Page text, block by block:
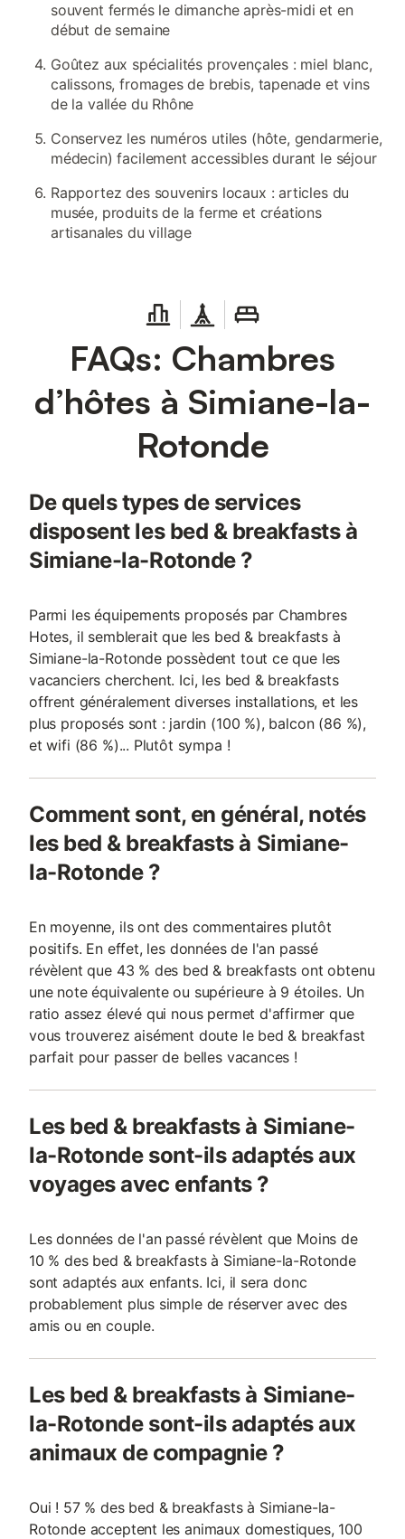
souvent fermés le dimanche après-midi et en
début de semaine
Goûtez aux spécialités provençales : miel blanc,
calissons, fromages de brebis, tapenade et vins
de la vallée du Rhône
Conservez les numéros utiles (hôte, gendarmerie,
médecin) facilement accessibles durant le séjour
Rapportez des souvenirs locaux : articles du
musée, produits de la ferme et créations
artisanales du village
FAQs: Chambres
d’hôtes à Simiane-la-
Rotonde
De quels types de services
disposent les bed & breakfasts à
Simiane-la-Rotonde ?
Parmi les équipements proposés par Chambres
Hotes, il semblerait que les bed & breakfasts à
Simiane-la-Rotonde possèdent tout ce que les
vacanciers cherchent. Ici, les bed & breakfasts
offrent généralement diverses installations, et les
plus proposés sont : jardin (100 %), balcon (86 %),
et wifi (86 %)... Plutôt sympa !
Comment sont, en général, notés
les bed & breakfasts à Simiane-
la-Rotonde ?
En moyenne, ils ont des commentaires plutôt
positifs. En effet, les données de l'an passé
révèlent que 43 % des bed & breakfasts ont obtenu
une note équivalente ou supérieure à 9 étoiles. Un
ratio assez élevé qui nous permet d'affirmer que
vous trouverez aisément doute le bed & breakfast
parfait pour passer de belles vacances !
Les bed & breakfasts à Simiane-
la-Rotonde sont-ils adaptés aux
voyages avec enfants ?
Les données de l'an passé révèlent que Moins de
10 % des bed & breakfasts à Simiane-la-Rotonde
sont adaptés aux enfants. Ici, il sera donc
probablement plus simple de réserver avec des
amis ou en couple.
Les bed & breakfasts à Simiane-
la-Rotonde sont-ils adaptés aux
animaux de compagnie ?
Oui ! 57 % des bed & breakfasts à Simiane-la-
Rotonde acceptent les animaux domestiques, 100